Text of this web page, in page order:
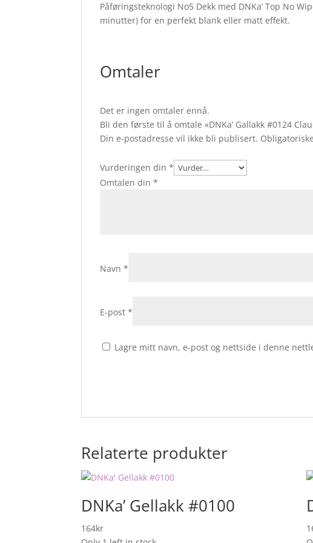
Påføringsteknologi No5 Dekk med DNKa’ Top No
minutter) for en perfekt blank eller matt effekt.
Omtaler
Det er ingen omtaler ennå.
Bli den første til å omtale «DNKa’ Gallakk #0124
Din e-postadresse vil ikke bli publisert.
Vurderingen din*
Omtalen din*
Navn*
E-post*
Lagre mitt navn, e-post og nettside i denne
Relaterte produkter
DNKa’ Gellakk #0100
164kr